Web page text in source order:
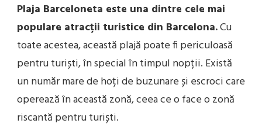
Plaja Barceloneta este una dintre cele mai
populare atracții turistice din Barcelona.Cu
toate acestea, această plajă poate fi periculoasă
pentru turiști, în special în timpul nopții. Există
un număr mare de hoți de buzunare și escroci care
operează în această zonă, ceea ce o face o zonă
riscantă pentru turiști.